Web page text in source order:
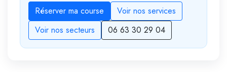
Réserver ma course
Voir nos services
Voir nos secteurs
06 63 30 29 04